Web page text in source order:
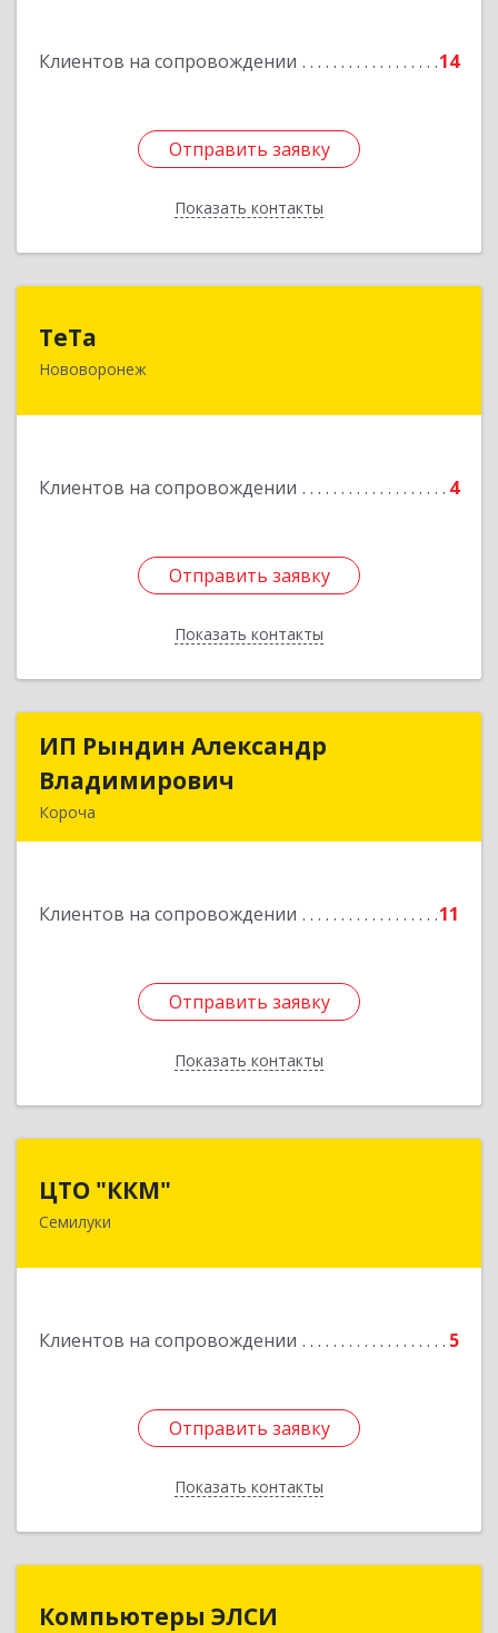
Клиентов на сопровождении 14
Отправить заявку
Показать контакты
Отправить заявку
Назад
ТеТа
Нововоронеж
Клиентов на сопровождении 4
Отправить заявку
Показать контакты
396 073, Нововоронеж г, а/я, дом № 30
Отправить заявку
Назад
ИП Рындин Александр
Владимирович
Короча
Клиентов на сопровождении 11
Отправить заявку
Показать контакты
ИП Рындин Александр
Подробнее
Отправить заявку
Назад
ЦТО "ККМ"
Семилуки
Клиентов на сопровождении 5
Отправить заявку
Показать контакты
Отправить заявку
Назад
Компьютеры ЭЛСИ